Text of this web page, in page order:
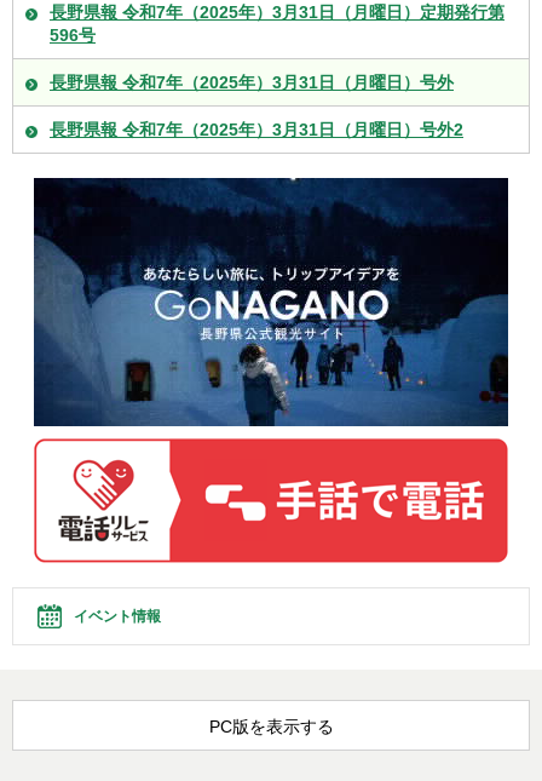
長野県報 令和7年（2025年）3月31日（月曜日）定期発行第
596号
長野県報 令和7年（2025年）3月31日（月曜日）号外
長野県報 令和7年（2025年）3月31日（月曜日）号外2
イベント情報
PC版を表示する